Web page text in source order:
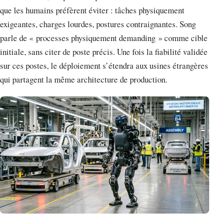
que les humains préfèrent éviter : tâches physiquement
exigeantes, charges lourdes, postures contraignantes. Song
parle de « processes physiquement demanding » comme cible
initiale, sans citer de poste précis. Une fois la fiabilité validée
sur ces postes, le déploiement s’étendra aux usines étrangères
qui partagent la même architecture de production.